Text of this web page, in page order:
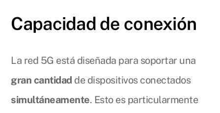
Capacidad de conexión
La red 5G está diseñada para soportar una
gran cantidad de dispositivos conectados
simultáneamente. Esto es particularmente